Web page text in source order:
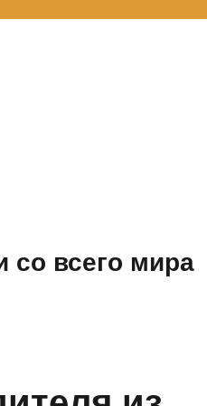
всего мира